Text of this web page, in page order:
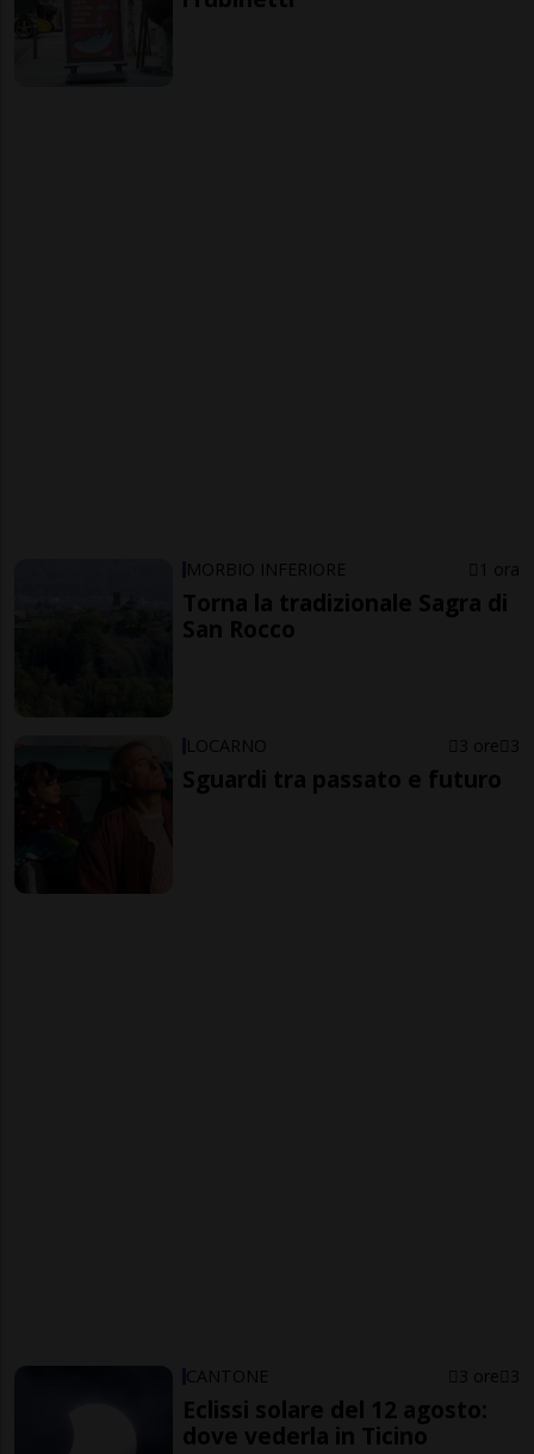
MORBIO INFERIORE 1 ora
Torna la tradizionale Sagra di
San Rocco
LOCARNO 3 ore 3
Sguardi tra passato e futuro
CANTONE 3 ore 3
Eclissi solare del 12 agosto:
dove vederla in Ticino